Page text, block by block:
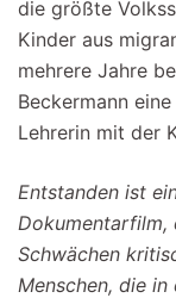
die größte
Kinder aus
mehrere Jahre
Beckermann
Lehrerin mit der
Entstanden ist
Dokumentarfilm,
Schwächen
Menschen, die